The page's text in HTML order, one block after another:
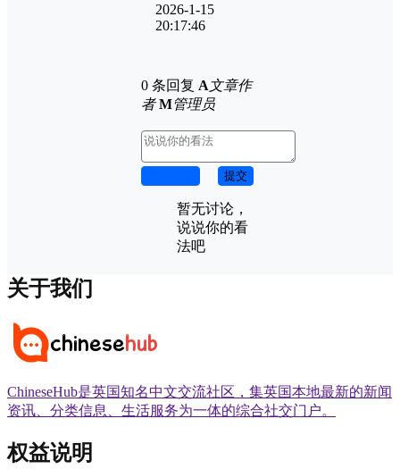
2026-1-15
20:17:46
0 条回复 A文章作
者 M管理员
提交
暂无讨论，
说说你的看
法吧
关于我们
ChineseHub是英国知名中文交流社区，集英国本地最新的新闻
资讯、分类信息、生活服务为一体的综合社交门户。
权益说明